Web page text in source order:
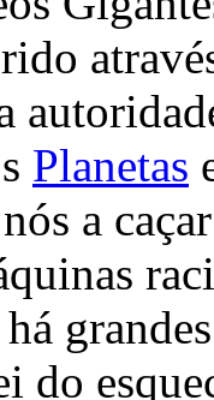
Planetas
a
do